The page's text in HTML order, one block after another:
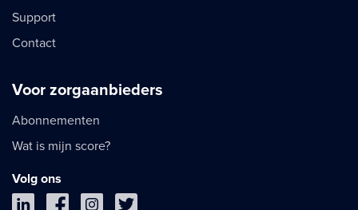
Support
Contact
Voor zorgaanbieders
Abonnementen
Wat is mijn score?
Volg ons